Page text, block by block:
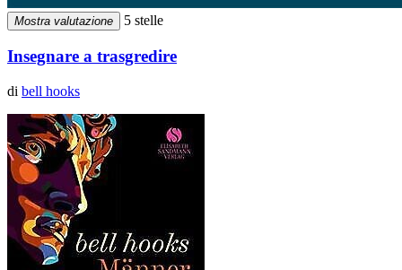
Mostra valutazione 5 stelle
Insegnare a trasgredire
di bell hooks